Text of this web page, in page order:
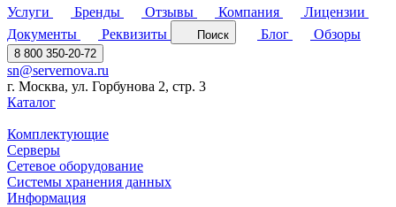
Услуги
Бренды Отзывы Компания
Лицензии
Документы
Реквизиты Поиск Блог Обзоры
8 800 350-20-72
sn@servernova.ru
г. Москва, ул. Горбунова 2, стр. 3
Каталог
Комплектующие
Серверы
Сетевое оборудование
Системы хранения данных
Информация